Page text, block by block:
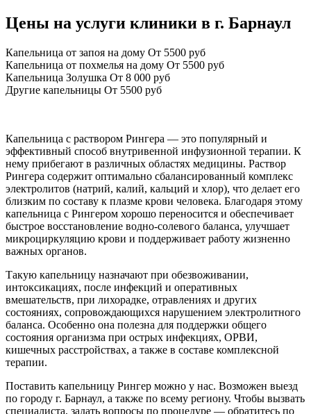
Цены на услуги клиники в г. Барнаул
Капельница от запоя на дому От 5500 руб
Капельница от похмелья на дому От 5500 руб
Капельница Золушка От 8 000 руб
Другие капельницы От 5500 руб
Капельница с раствором Рингера — это популярный и
эффективный способ внутривенной инфузионной терапии. К
нему прибегают в различных областях медицины. Раствор
Рингера содержит оптимально сбалансированный комплекс
электролитов (натрий, калий, кальций и хлор), что делает его
близким по составу к плазме крови человека. Благодаря этому
капельница с Рингером хорошо переносится и обеспечивает
быстрое восстановление водно-солевого баланса, улучшает
микроциркуляцию крови и поддерживает работу жизненно
важных органов.
Такую капельницу назначают при обезвоживании,
интоксикациях, после инфекций и оперативных
вмешательств, при лихорадке, отравлениях и других
состояниях, сопровождающихся нарушением электролитного
баланса. Особенно она полезна для поддержки общего
состояния организма при острых инфекциях, ОРВИ,
кишечных расстройствах, а также в составе комплексной
терапии.
Поставить капельницу Рингер можно у нас. Возможен выезд
по городу г. Барнаул, а также по всему региону. Чтобы вызвать
специалиста, задать вопросы по процедуре — обратитесь по